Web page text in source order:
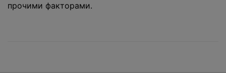
прочими факторами.